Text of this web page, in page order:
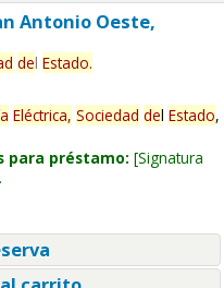
Antonio Oeste,
del Estado.
Eléctrica, Sociedad del Estado,
para préstamo: Signatura